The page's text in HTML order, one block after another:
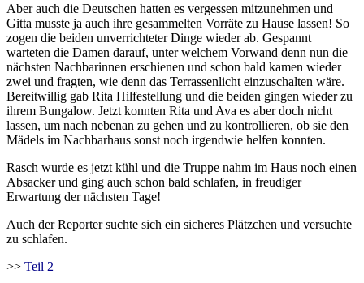
Aber auch die Deutschen hatten es vergessen mitzunehmen und
Gitta musste ja auch ihre gesammelten Vorräte zu Hause lassen! So
zogen die beiden unverrichteter Dinge wieder ab. Gespannt
warteten die Damen darauf, unter welchem Vorwand denn nun die
nächsten Nachbarinnen erschienen und schon bald kamen wieder
zwei und fragten, wie denn das Terrassenlicht einzuschalten wäre.
Bereitwillig gab Rita Hilfestellung und die beiden gingen wieder zu
ihrem Bungalow. Jetzt konnten Rita und Ava es aber doch nicht
lassen, um nach nebenan zu gehen und zu kontrollieren, ob sie den
Mädels im Nachbarhaus sonst noch irgendwie helfen konnten.
Rasch wurde es jetzt kühl und die Truppe nahm im Haus noch einen
Absacker und ging auch schon bald schlafen, in freudiger
Erwartung der nächsten Tage!
Auch der Reporter suchte sich ein sicheres Plätzchen und versuchte
zu schlafen.
>> Teil 2